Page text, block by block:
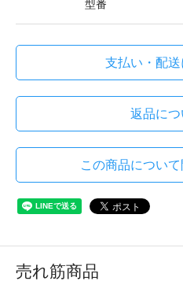
型番
支払い・配送
返品につ
この商品につい
売れ筋商品